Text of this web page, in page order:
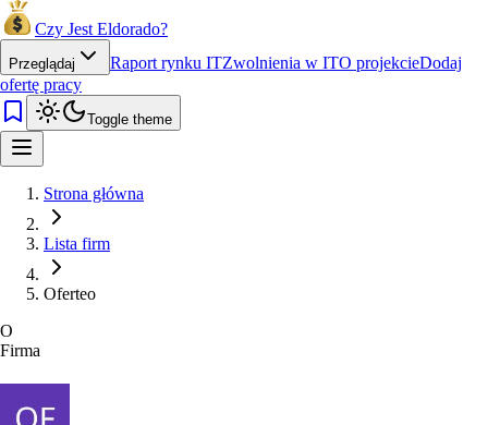
Czy Jest Eldorado?
Przeglądaj Raport rynku ITZwolnienia w ITO projekcieDodaj
ofertę pracy
Toggle theme
Strona główna
Lista firm
Oferteo
O
Firma